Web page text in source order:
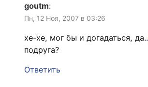
goutm:
Пн, 12 Ноя, 2007 в 03:26
хе-хе, мог бы и догадаться, да..
подруга?
Ответить